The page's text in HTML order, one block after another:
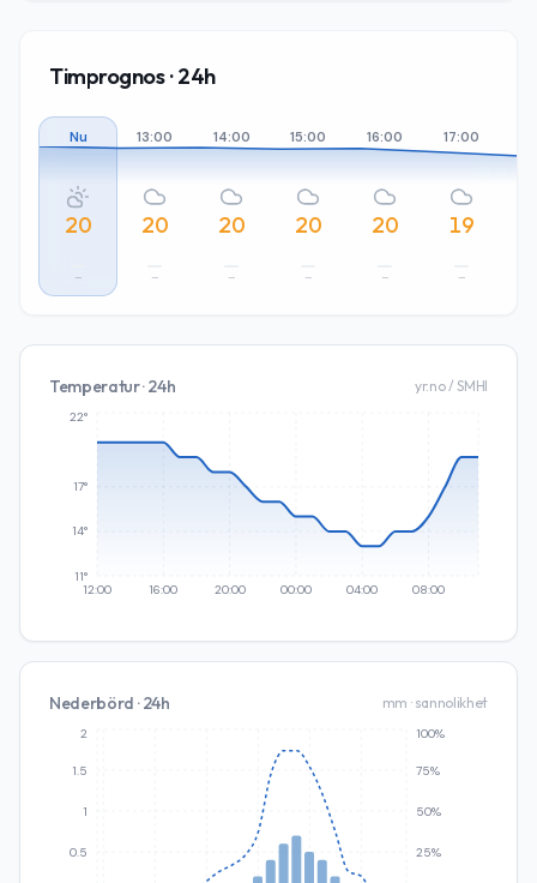
Timprognos · 24h
Nu
20
–
13:00
20
–
14:00
20
–
15:00
20
–
16:00
20
–
17:00
19
–
Temperatur · 24h yr.no / SMHI
12:00 16:00 20:00 00:00 04:00 08:00
11°
14°
17°
22°
Nederbörd · 24h mm · sannolikhet
0.5
1
1.5
2
25%
50%
75%
100%